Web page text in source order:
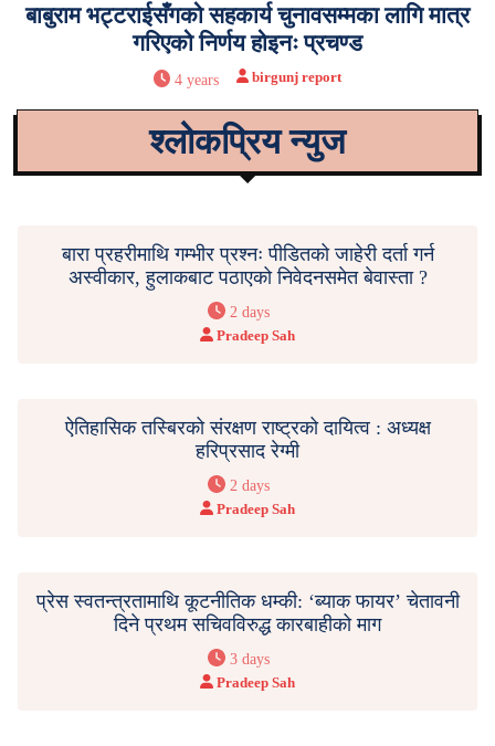
बाबुराम भट्टराईसँगको सहकार्य चुनावसम्मका लागि मात्र
गरिएको निर्णय होइनः प्रचण्ड
4 years birgunj report
श्लोकप्रिय न्युज
बारा प्रहरीमाथि गम्भीर प्रश्नः पीडितको जाहेरी दर्ता गर्न
अस्वीकार, हुलाकबाट पठाएको निवेदनसमेत बेवास्ता ?
2 days
Pradeep Sah
ऐतिहासिक तस्बिरको संरक्षण राष्ट्रको दायित्व : अध्यक्ष
हरिप्रसाद रेग्मी
2 days
Pradeep Sah
प्रेस स्वतन्त्रतामाथि कूटनीतिक धम्की: ‘ब्याक फायर’ चेतावनी
दिने प्रथम सचिवविरुद्ध कारबाहीको माग
3 days
Pradeep Sah